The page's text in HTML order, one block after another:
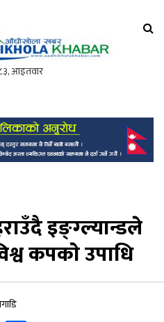
इङ्ग्ल्यान्डले
कपकाे उपाधि